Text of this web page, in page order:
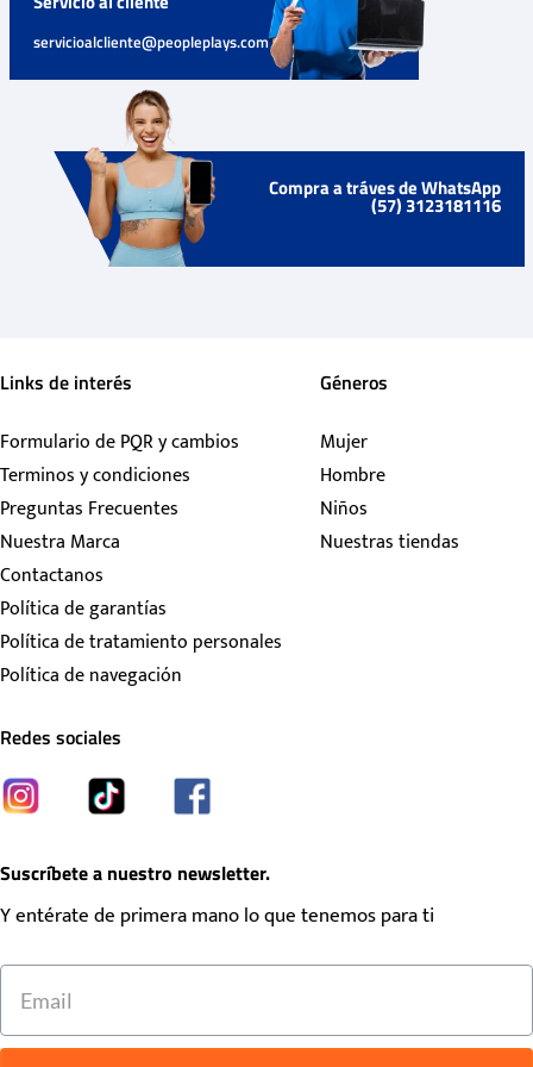
servicioalcliente@peopleplays.com
Compra a tráves de WhatsApp
(57) 3123181116
Links de interés
Formulario de PQR y cambios
Terminos y condiciones
Preguntas Frecuentes
Nuestra Marca
Contactanos
Política de garantías
Política de tratamiento personales
Política de navegación
Géneros
Mujer
Hombre
Niños
Nuestras tiendas
Redes sociales
Suscríbete a nuestro newsletter.
Y entérate de primera mano lo que tenemos para ti